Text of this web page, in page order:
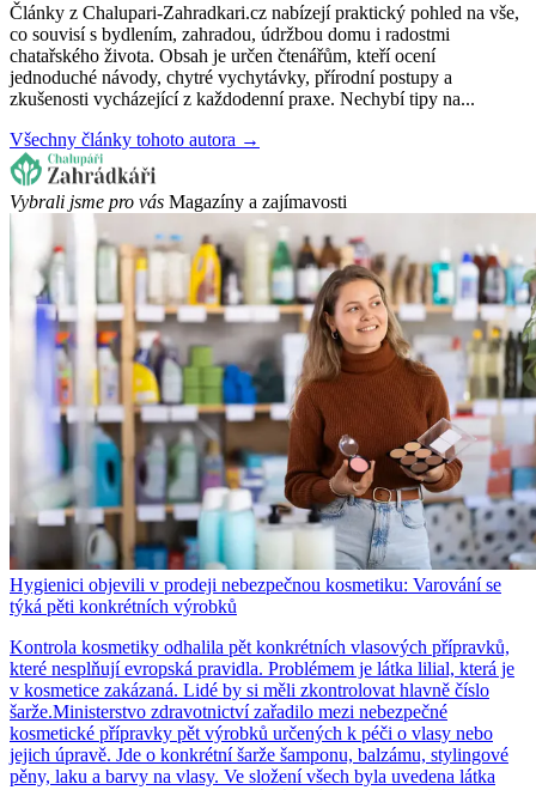
Články z Chalupari-Zahradkari.cz nabízejí praktický pohled na vše,
co souvisí s bydlením, zahradou, údržbou domu i radostmi
chatařského života. Obsah je určen čtenářům, kteří ocení
jednoduché návody, chytré vychytávky, přírodní postupy a
zkušenosti vycházející z každodenní praxe. Nechybí tipy na...
Všechny články tohoto autora →
Vybrali jsme pro vás Magazíny a zajímavosti
Hygienici objevili v prodeji nebezpečnou kosmetiku: Varování se
týká pěti konkrétních výrobků
Kontrola kosmetiky odhalila pět konkrétních vlasových přípravků,
které nesplňují evropská pravidla. Problémem je látka lilial, která je
v kosmetice zakázaná. Lidé by si měli zkontrolovat hlavně číslo
šarže.Ministerstvo zdravotnictví zařadilo mezi nebezpečné
kosmetické přípravky pět výrobků určených k péči o vlasy nebo
jejich úpravě. Jde o konkrétní šarže šamponu, balzámu, stylingové
pěny, laku a barvy na vlasy. Ve složení všech byla uvedena látka